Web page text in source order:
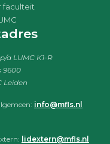
faculteit
a LUMC K1-R
9600
Leiden
info@mfls.nl
lidextern@mfls.nl